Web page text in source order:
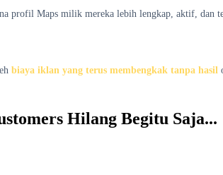
profil Maps milik mereka lebih lengkap, aktif, dan
biaya iklan yang terus membengkak tanpa hasil
Hilang Begitu Saja...